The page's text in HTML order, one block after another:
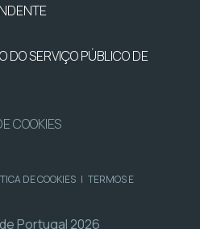
DO SERVIÇO PÚBLICO DE
COOKIES
DE COOKIES | TERMOS E
Portugal 2026